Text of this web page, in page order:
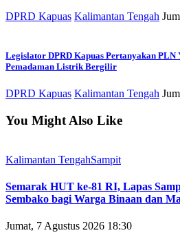
DPRD Kapuas Kalimantan Tengah
Legislator DPRD Kapuas Pertanyakan PLN
Pemadaman Listrik Bergilir
DPRD Kapuas Kalimantan Tengah
You Might Also Like
Kalimantan TengahSampit
Semarak HUT ke-81 RI, Lapas
Sembako bagi Warga Binaan dan
Jumat, 7 Agustus 2026 18:30